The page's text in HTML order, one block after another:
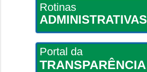
Rotinas
ADMINISTRATIVAS
Portal da
TRANSPARÊNCIA